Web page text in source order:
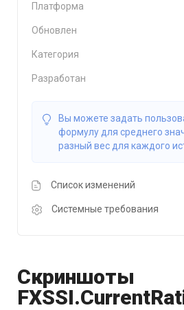
Платформа
Обновлен
Категория
Разработан
Вы можете задать
формулу для среднего
разный вес для каждого
Список изменений
Системные требования
Скриншоты